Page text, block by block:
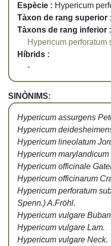
Espècie : Hypericum
Tàxon de rang superior :
Tàxons de rang inferior :
Hypericum perforatum
Híbrids :
-
SINÒNIMS:
Hypericum assurgens
Hypericum
Hypericum lineolatum
Hypericum
Hypericum officinale
Hypericum officinarum
Hypericum perforatum
Spenn.) A.Fröhl.
Hypericum vulgare
Hypericum vulgare Lam.
Hypericum vulgare Neck.